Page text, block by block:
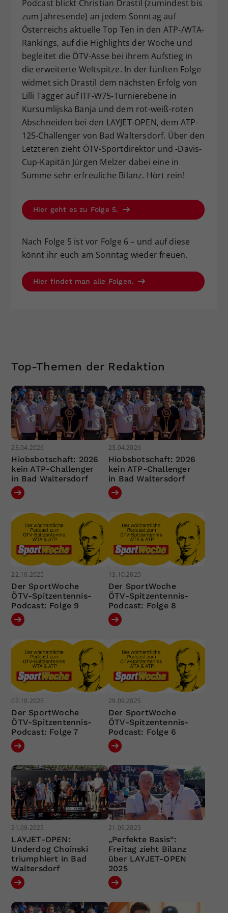
Podcast blickt Christian Drastil (zumindest bis
zum Jahresende) an jedem Sonntag auf
Österreichs aktuelle Top Ten in den ATP-/WTA-
Rankings, auf die Highlights der Woche und
begleitet die ÖTV-Asse bei ihrem Aufstieg in
die erweiterte Weltspitze. In der fünften Folge
widmet sich Drastil dem nächsten Erfolg von
Lilli Tagger auf ITF-W75-Turnierebene in
Kursumlijska Banja und dem rot-weiß-roten
Abschneiden bei den LAYJET-OPEN, dem ATP-
125-Challenger von Bad Waltersdorf. Über den
Letzteren zieht ÖTV-Sportdirektor und -Davis-
Cup-Kapitän Jürgen Melzer dabei eine in
Summe sehr erfreuliche Bilanz. Hört rein!
Hier geht es zu Folge 5.
Nach Folge 5 ist vor Folge 6 – und auf diese
könnt ihr euch am Sonntag wieder freuen.
Hier findet man alle Folgen.
Top-Themen der Redaktion
23.04.2026
Hiobsbotschaft: 2026
kein ATP-Challenger
in Bad Waltersdorf
23.04.2026
Hiobsbotschaft: 2026
kein ATP-Challenger
in Bad Waltersdorf
22.10.2025
Der SportWoche
ÖTV-Spitzentennis-
Podcast: Folge 9
13.10.2025
Der SportWoche
ÖTV-Spitzentennis-
Podcast: Folge 8
07.10.2025
Der SportWoche
ÖTV-Spitzentennis-
Podcast: Folge 7
29.09.2025
Der SportWoche
ÖTV-Spitzentennis-
Podcast: Folge 6
21.09.2025
LAYJET-OPEN:
Underdog Choinski
triumphiert in Bad
Waltersdorf
21.09.2025
„Perfekte Basis“:
Freitag zieht Bilanz
über LAYJET-OPEN
2025
Zweck
Dieser Wert speichert Ihre Consent-
Einstellungen. Unter anderem eine
zufällig generierte ID, für die
historische Speicherung Ihrer
vorgenommen Einstellungen, falls der
Webseiten-Betreiber dies eingestellt
hat.